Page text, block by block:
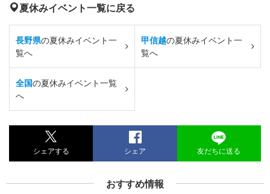
夏休みイベント一覧に戻る
長野県の夏休みイベント一
覧へ
甲信越の夏休みイベント一
覧へ
全国の夏休みイベント一覧
へ
シェアする シェア 友だちに送る
おすすめ情報